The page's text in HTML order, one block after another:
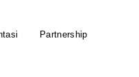
Partnership